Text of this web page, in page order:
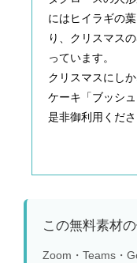
にはヒイラギの
り、クリスマス
っています。
クリスマスにし
ケーキ「ブッシ
是非御利用くださ
この無料素材
Zoom・Teams・